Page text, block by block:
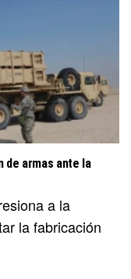
de armas ante la
a la
la fabricación